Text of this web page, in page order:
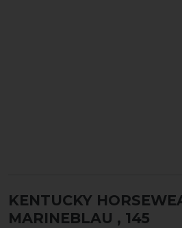
KENTUCKY
MARINEBLAU , 145